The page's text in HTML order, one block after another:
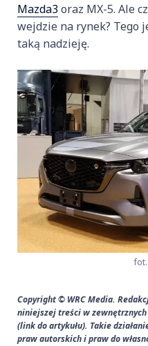
Mazda3oraz MX-5. Ale
wejdzie na rynek? Tego
taką nadzieję.
Copyright © WRC Media.
niniejszej treści w
(link do artykułu). Takie
praw autorskich i praw do